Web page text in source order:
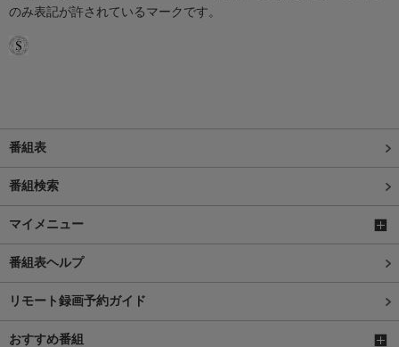
のみ表記が許されているマークです。
番組表
番組検索
マイメニュー
番組表ヘルプ
リモート録画予約ガイド
おすすめ番組